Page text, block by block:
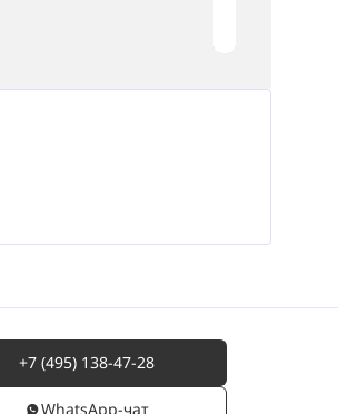
+7 (495) 138-47-28
WhatsАpp-чат